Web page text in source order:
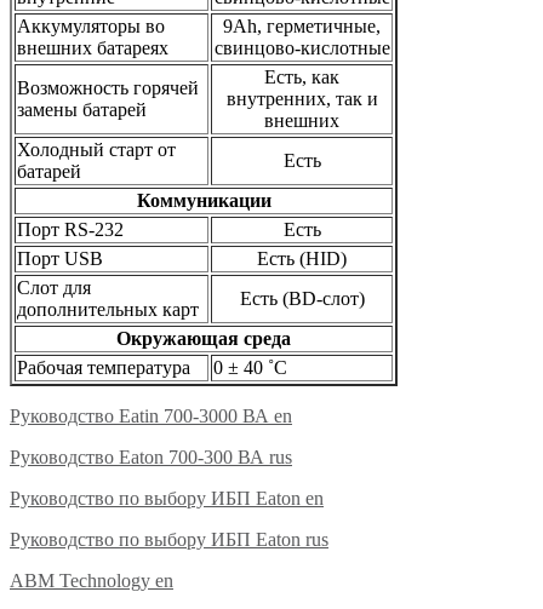
Аккумуляторы во
внешних батареях
9Ah, герметичные,
свинцово-кислотные
Возможность горячей
замены батарей
Есть, как
внутренних, так и
внешних
Холодный старт от
батарей
Есть
Коммуникации
Порт RS-232
Есть
Порт USB
Есть (HID)
Слот для
дополнительных карт
Есть (BD-слот)
Окружающая среда
Рабочая температура
0 ± 40 ˚C
Руководство Eatin 700-3000 ВА en
Руководство Eaton 700-300 ВА rus
Руководство по выбору ИБП Eaton en
Руководство по выбору ИБП Eaton rus
ABM Technology en